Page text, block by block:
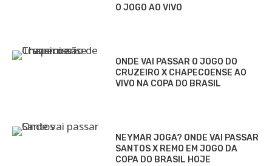
O JOGO AO VIVO
ONDE VAI PASSAR O JOGO DO
CRUZEIRO X CHAPECOENSE AO
VIVO NA COPA DO BRASIL
NEYMAR JOGA? ONDE VAI PASSAR
SANTOS X REMO EM JOGO DA
COPA DO BRASIL HOJE